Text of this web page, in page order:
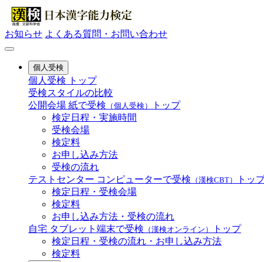
お知らせ よくある質問・お問い合わせ
個人受検
個人受検 トップ
受検スタイルの比較
公開会場 紙で受検 （個人受検）
トップ
検定日程・実施時間
受検会場
検定料
お申し込み方法
受検の流れ
テストセンター コンピューターで受検 （漢検CBT）
トッ
検定日程・受検会場
検定料
お申し込み方法・受検の流れ
自宅 タブレット端末で受検 （漢検オンライン）
トップ
検定日程・受検の流れ・お申し込み方法
検定料